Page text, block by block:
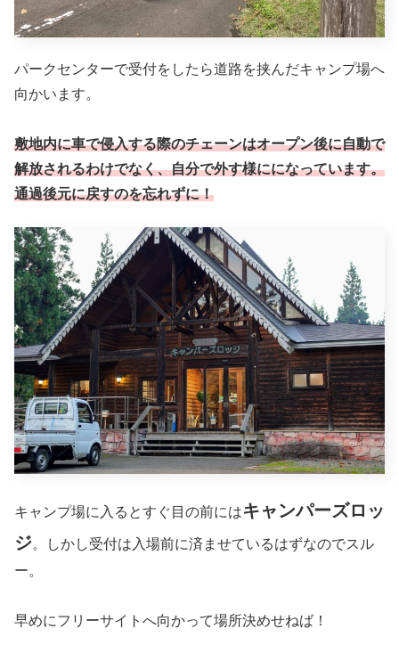
パークセンターで受付をしたら道路を挟んだキャンプ場へ
向かいます。
敷地内に車で侵入する際のチェーンはオープン後に自動で
解放されるわけでなく、自分で外す様にになっています。
通過後元に戻すのを忘れずに！
キャンプ場に入るとすぐ目の前にはキャンパーズロッ
ジ。しかし受付は入場前に済ませているはずなのでスル
ー。
早めにフリーサイトへ向かって場所決めせねば！